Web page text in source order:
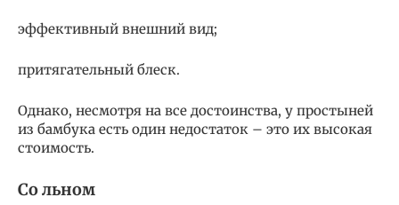
эффективный внешний вид;
притягательный блеск.
Однако, несмотря на все достоинства, у простыней
из бамбука есть один недостаток – это их высокая
стоимость.
Со льном